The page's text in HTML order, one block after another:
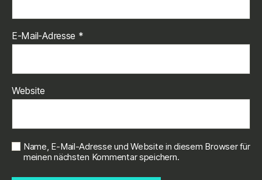
E-Mail-Adresse *
Website
Name, E-Mail-Adresse und Website in diesem Browser für
meinen nächsten Kommentar speichern.